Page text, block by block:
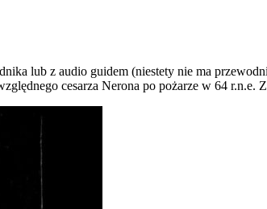
lub z audio guidem (niestety nie ma
cesarza Nerona po pożarze w 64 r.n.e.